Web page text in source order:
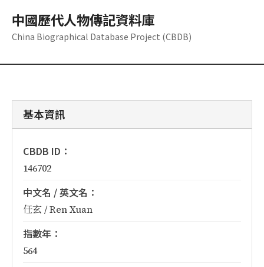
中國歷代人物傳記資料庫
China Biographical Database Project (CBDB)
基本資訊
CBDB ID：
146702
中文名 / 英文名：
任玄 / Ren Xuan
指數年：
564